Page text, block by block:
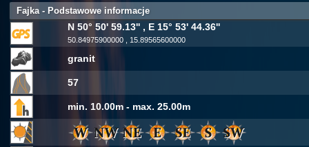
Fajka - Podstawowe informacje
N 50° 50' 59.13'' , E 15° 53' 44.36''
50.84975900000 , 15.89565600000
granit
57
min. 10.00m - max. 25.00m